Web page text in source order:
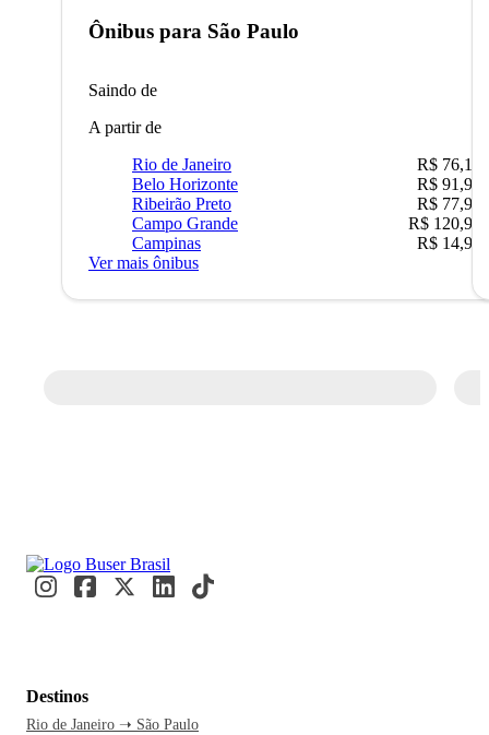
Ônibus para São Paulo
Saindo de
A partir de
Rio de Janeiro
R$ 76,10
Belo Horizonte
R$ 91,90
Ribeirão Preto
R$ 77,90
Campo Grande
R$ 120,90
Campinas
R$ 14,90
Ver mais ônibus
Destinos
Rio de Janeiro ➝ São Paulo